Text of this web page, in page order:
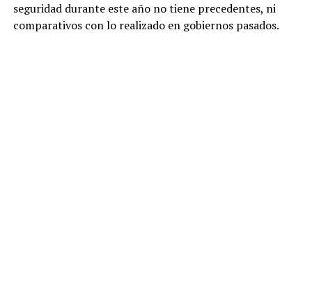
seguridad durante este año no tiene precedentes, ni
comparativos con lo realizado en gobiernos pasados.